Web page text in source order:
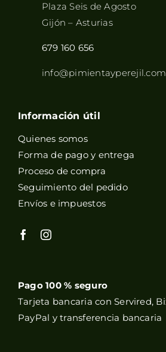
Plaza Seis de Agosto
Gijón – Asturias
679 160 656
info@pimientayperejil.com
Información útil
Quienes somos
Forma de pago y entrega
Proceso de compra
Seguimiento del pedido
Envíos e impuestos
Pago 100 % seguro
Tarjeta bancaria con Servired,
PayPal y transferencia bancaria